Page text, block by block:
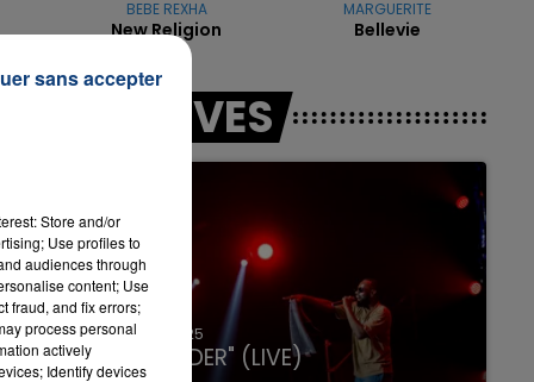
LA TEAM DU WEEK-END
BEBE REXHA
New Religion
MARGUERITE
Bellevie
LES LIVES
31 janvier 2025
GIMS "SPIDER" (LIVE)
Store and/or
Use profiles to
audiences through
content; Use
fraud, and fix errors;
process personal
actively
Identify devices
sans accepter